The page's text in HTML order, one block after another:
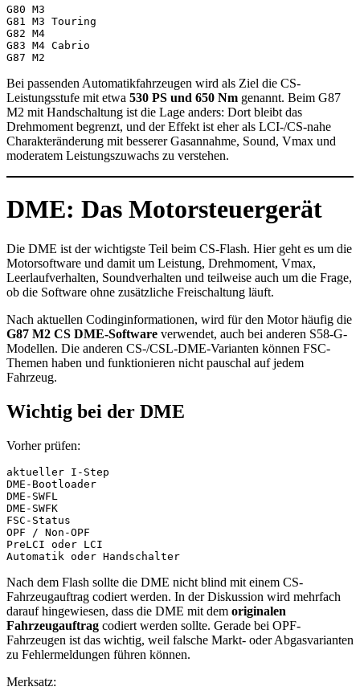
G80 M3
G81 M3 Touring
G82 M4
G83 M4 Cabrio
G87 M2
Bei passenden Automatikfahrzeugen wird als Ziel die CS-
Leistungsstufe mit etwa 530 PS und 650 Nm genannt. Beim G87
M2 mit Handschaltung ist die Lage anders: Dort bleibt das
Drehmoment begrenzt, und der Effekt ist eher als LCI-/CS-nahe
Charakteränderung mit besserer Gasannahme, Sound, Vmax und
moderatem Leistungszuwachs zu verstehen.
DME: Das Motorsteuergerät
Die DME ist der wichtigste Teil beim CS-Flash. Hier geht es um die
Motorsoftware und damit um Leistung, Drehmoment, Vmax,
Leerlaufverhalten, Soundverhalten und teilweise auch um die Frage,
ob die Software ohne zusätzliche Freischaltung läuft.
Nach aktuellen Codinginformationen, wird für den Motor häufig die
G87 M2 CS DME-Software verwendet, auch bei anderen S58-G-
Modellen. Die anderen CS-/CSL-DME-Varianten können FSC-
Themen haben und funktionieren nicht pauschal auf jedem
Fahrzeug.
Wichtig bei der DME
Vorher prüfen:
aktueller I-Step
DME-Bootloader
DME-SWFL
DME-SWFK
FSC-Status
OPF / Non-OPF
PreLCI oder LCI
Automatik oder Handschalter
Nach dem Flash sollte die DME nicht blind mit einem CS-
Fahrzeugauftrag codiert werden. In der Diskussion wird mehrfach
darauf hingewiesen, dass die DME mit dem originalen
Fahrzeugauftrag codiert werden sollte. Gerade bei OPF-
Fahrzeugen ist das wichtig, weil falsche Markt- oder Abgasvarianten
zu Fehlermeldungen führen können.
Merksatz: